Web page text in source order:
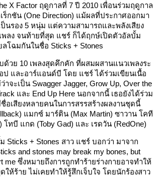
X Factor ฤดูกาลที่ 7 ปี 2010 เพื่อนร่วมฤดูกาล
ร็กชัน (One Direction) แม้ผลที่ประกาศออกมา
นรอง 5 หนุ่ม แต่ความสามารถและพลังเสียง
พลง จนท้ายที่สุด แชร์ ก็ได้ฤกษ์เปิดตัวอัลบั้ม
โฉมกันในชื่อ Sticks + Stones
วย 10 เพลงสุดคึกคัก ที่ผสมผสานแนวเพลงระ
และอาร์แอนด์บี โดย แชร์ ได้ร่วมเขียนเนื้อ
าจะเป็น Swagger Jagger, Grow Up, Over the
และ End Up Here นอกจากนี้ เธอยังได้ร่วม
อเสียงหลายคนในการสรรสร้างผลงานชุดนี้
แมกซ์ มาร์ติน (Max Martin) ซาวาน โคที
โทบี แกด (Toby Gad) และ เรดวัน (RedOne)
Sticks + Stones สาว แชร์ บอกว่า มาจาก
and stones may break my bones, but
me ซึ่งหมายถึงการถูกทำร้ายร่างกายอาจทำให้
ให้ร้าย ไม่เคยทำให้รู้สึกเจ็บใจ โดยนักร้องสาว